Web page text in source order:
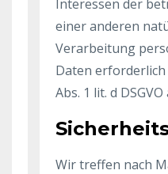
Interessen der
einer anderen
Verarbeitung
Daten erforderlich
Abs. 1 lit. d
Wir treffen nach